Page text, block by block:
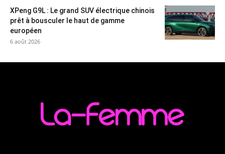
XPeng G9L : Le grand SUV électrique chinois
prêt à bousculer le haut de gamme
européen
6 août 2026